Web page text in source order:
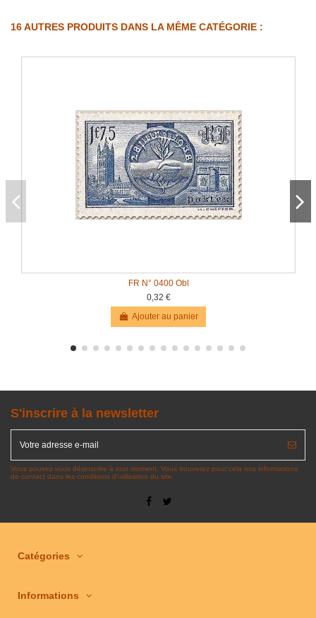
16 AUTRES PRODUITS DANS LA MÊME CATÉGORIE :
FR N° 0400 Obl
0,32 €
Ajouter au panier
S'inscrire à la newsletter
Vous pouvez vous désinscrire à tout moment. Vous trouverez pour cela nos informations
de contact dans les conditions d'utilisation du site.
Catégories
Informations